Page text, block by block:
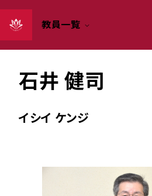
教員一覧
副学長・学科長・教授
石井 健司
イシイ ケンジ